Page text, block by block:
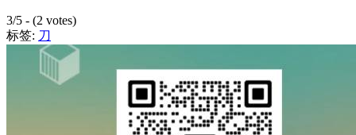
3/5 - (2 votes)
标签: 刀